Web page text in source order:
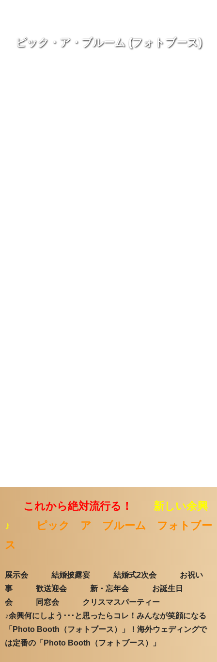
ピック・ア・ブルーム (フォトブース)
これから絶対流行る！ 新しい余興
♪
ピック ア ブルーム フォトブー
ス
展示会 結婚披露宴 結婚式2次会 お祝い
事 歓送迎会 新・忘年会 お誕生日
会 同窓会 クリスマスパーティー
♪余興何にしよう･･･と思ったらコレ！みんなが笑顔になる
「Photo Booth（フォトブース）」！海外ウェディングで
は定番の「Photo Booth（フォトブース）」